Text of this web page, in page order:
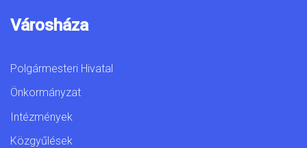
Városháza
Polgármesteri Hivatal
Önkormányzat
Intézmények
Közgyűlések